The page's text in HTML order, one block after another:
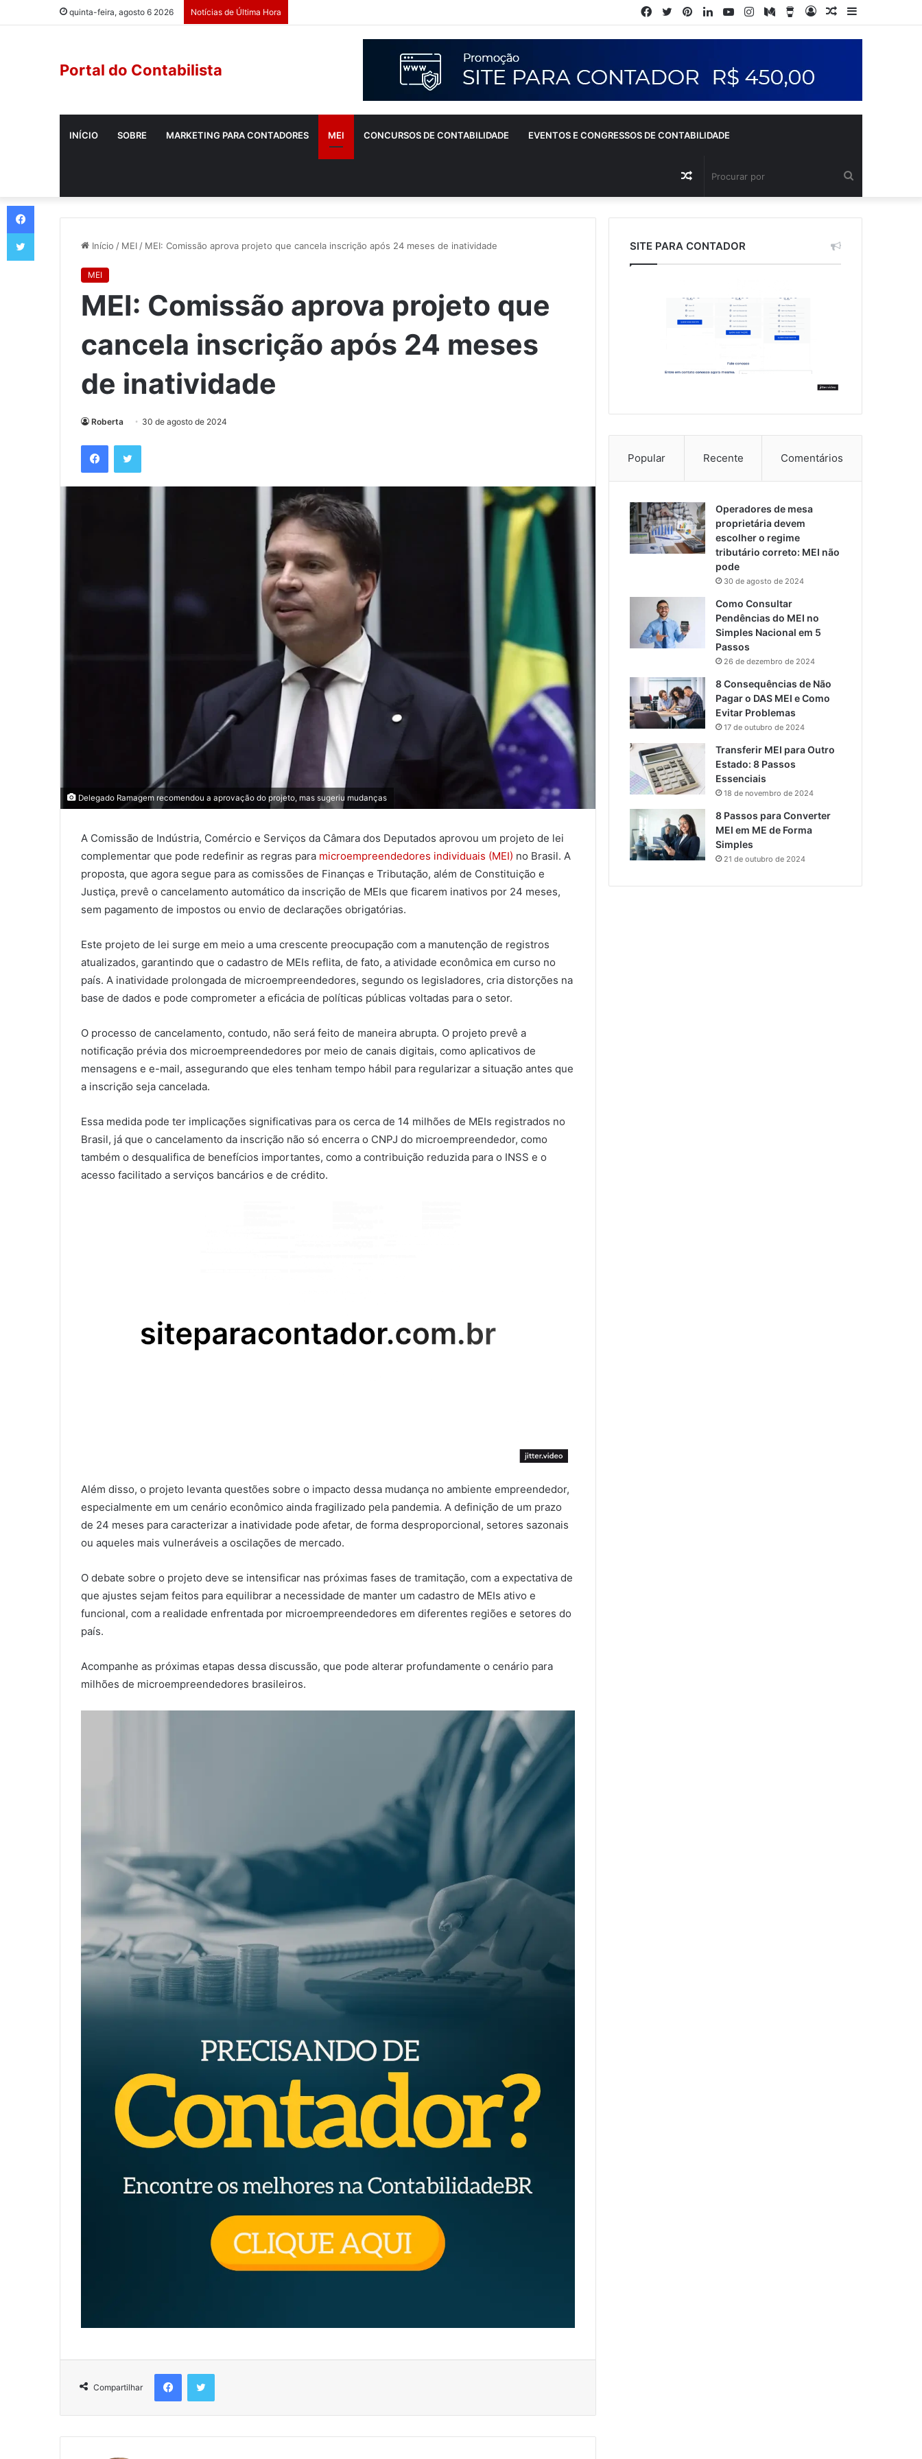
quinta-feira, agosto 6 2026 Notícias de Última Hora
Portal do Contabilista
INÍCIO SOBRE MARKETING PARA CONTADORES MEI CONCURSOS DE CONTABILIDADE EVENTOS E CONGRESSOS DE CONTABILIDADE
Início / MEI / MEI: Comissão aprova projeto que cancela inscrição após 24 meses de inatividade
MEI
MEI: Comissão aprova projeto que
cancela inscrição após 24 meses
de inatividade
Roberta 30 de agosto de 2024
Delegado Ramagem recomendou a aprovação do projeto, mas sugeriu mudanças
A Comissão de Indústria, Comércio e Serviços da Câmara dos Deputados aprovou um projeto de lei
complementar que pode redefinir as regras para microempreendedores individuais (MEI) no Brasil. A
proposta, que agora segue para as comissões de Finanças e Tributação, além de Constituição e
Justiça, prevê o cancelamento automático da inscrição de MEIs que ficarem inativos por 24 meses,
sem pagamento de impostos ou envio de declarações obrigatórias.
Este projeto de lei surge em meio a uma crescente preocupação com a manutenção de registros
atualizados, garantindo que o cadastro de MEIs reflita, de fato, a atividade econômica em curso no
país. A inatividade prolongada de microempreendedores, segundo os legisladores, cria distorções na
base de dados e pode comprometer a eficácia de políticas públicas voltadas para o setor.
O processo de cancelamento, contudo, não será feito de maneira abrupta. O projeto prevê a
notificação prévia dos microempreendedores por meio de canais digitais, como aplicativos de
mensagens e e-mail, assegurando que eles tenham tempo hábil para regularizar a situação antes que
a inscrição seja cancelada.
Essa medida pode ter implicações significativas para os cerca de 14 milhões de MEIs registrados no
Brasil, já que o cancelamento da inscrição não só encerra o CNPJ do microempreendedor, como
também o desqualifica de benefícios importantes, como a contribuição reduzida para o INSS e o
acesso facilitado a serviços bancários e de crédito.
Além disso, o projeto levanta questões sobre o impacto dessa mudança no ambiente empreendedor,
especialmente em um cenário econômico ainda fragilizado pela pandemia. A definição de um prazo
de 24 meses para caracterizar a inatividade pode afetar, de forma desproporcional, setores sazonais
ou aqueles mais vulneráveis a oscilações de mercado.
O debate sobre o projeto deve se intensificar nas próximas fases de tramitação, com a expectativa de
que ajustes sejam feitos para equilibrar a necessidade de manter um cadastro de MEIs ativo e
funcional, com a realidade enfrentada por microempreendedores em diferentes regiões e setores do
país.
Acompanhe as próximas etapas dessa discussão, que pode alterar profundamente o cenário para
milhões de microempreendedores brasileiros.
Compartilhar
SITE PARA CONTADOR
Popular Recente Comentários
Operadores de mesa
proprietária devem
escolher o regime
tributário correto: MEI não
pode
30 de agosto de 2024
Como Consultar
Pendências do MEI no
Simples Nacional em 5
Passos
26 de dezembro de 2024
8 Consequências de Não
Pagar o DAS MEI e Como
Evitar Problemas
17 de outubro de 2024
Transferir MEI para Outro
Estado: 8 Passos
Essenciais
18 de novembro de 2024
8 Passos para Converter
MEI em ME de Forma
Simples
21 de outubro de 2024